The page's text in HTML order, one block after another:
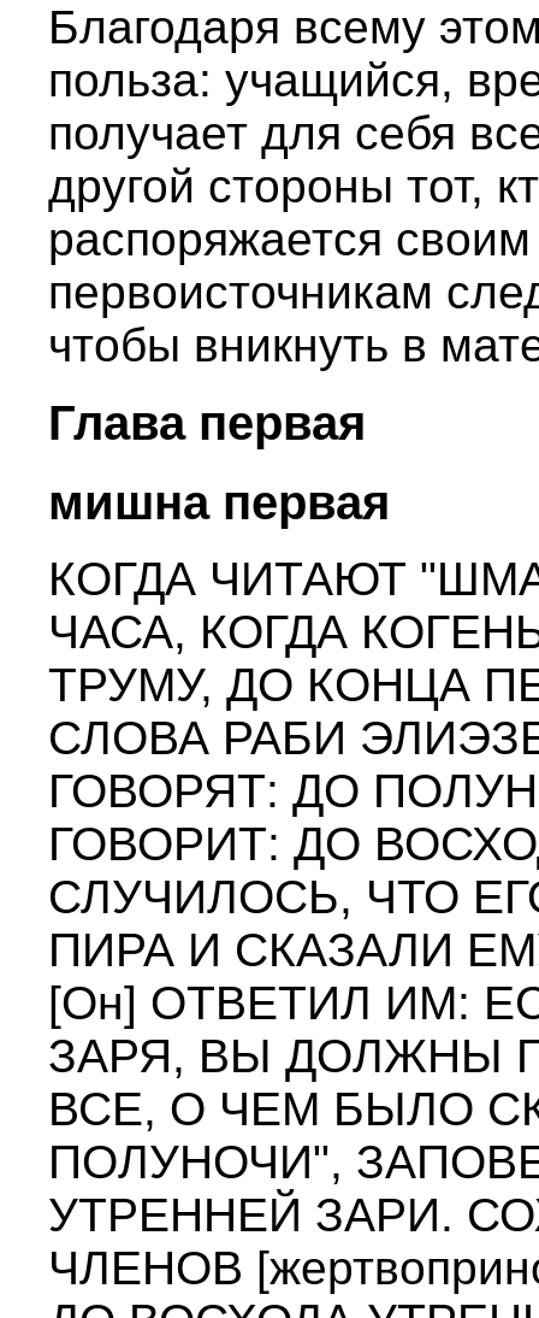
Благодаря всему
польза: учащийся,
получает для себя
другой стороны тот,
распоряжается
первоисточникам
чтобы вникнуть в
Глава первая
мишна первая
КОГДА ЧИТАЮТ
ЧАСА, КОГДА
ТРУМУ, ДО КОНЦА
СЛОВА РАБИ
ГОВОРЯТ: ДО
ГОВОРИТ: ДО
СЛУЧИЛОСЬ, ЧТО
ПИРА И СКАЗАЛИ
[Он] ОТВЕТИЛ ИМ:
ЗАРЯ, ВЫ ДОЛЖНЫ
ВСЕ, О ЧЕМ БЫЛО
ПОЛУНОЧИ",
УТРЕННЕЙ ЗАРИ.
ЧЛЕНОВ